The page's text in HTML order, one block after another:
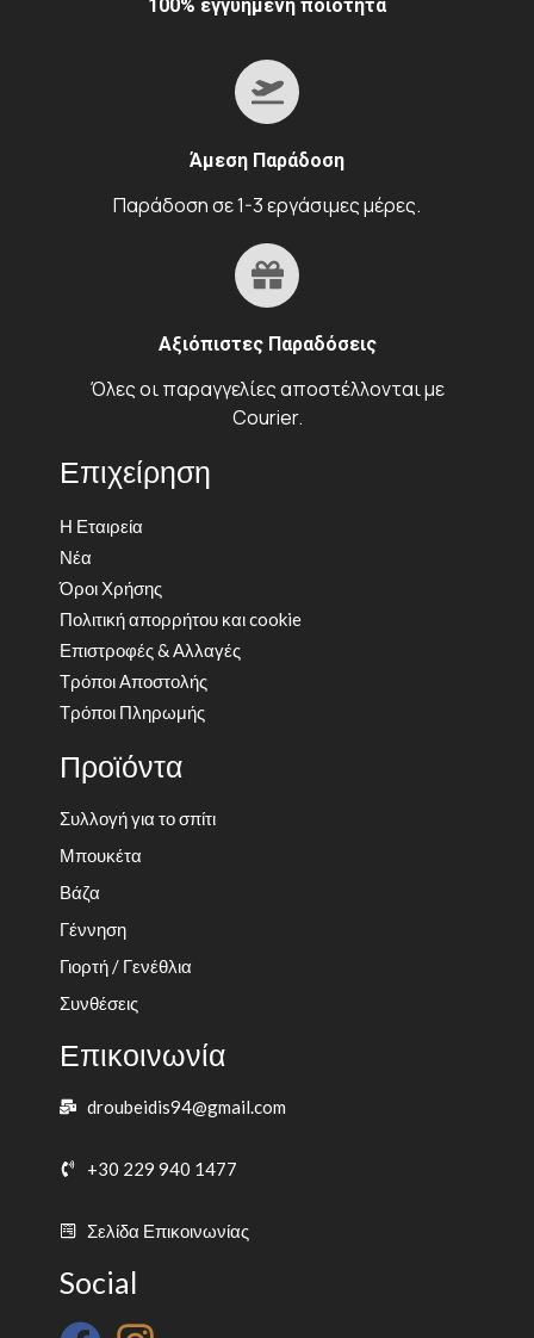
100% εγγυημένη ποιότητα
Άμεση Παράδοση
Παράδοση σε 1-3 εργάσιμες μέρες.
Αξιόπιστες Παραδόσεις
Όλες οι παραγγελίες αποστέλλονται με
Courier.
Επιχείρηση
Η Εταιρεία
Νέα
Όροι Χρήσης
Πολιτική απορρήτου και cookie
Επιστροφές & Αλλαγές
Τρόποι Αποστολής
Τρόποι Πληρωμής
Προϊόντα
Συλλογή για το σπίτι
Μπουκέτα
Βάζα
Γέννηση
Γιορτή / Γενέθλια
Συνθέσεις
Επικοινωνία
droubeidis94@gmail.com
+30 229 940 1477
Σελίδα Επικοινωνίας
Social